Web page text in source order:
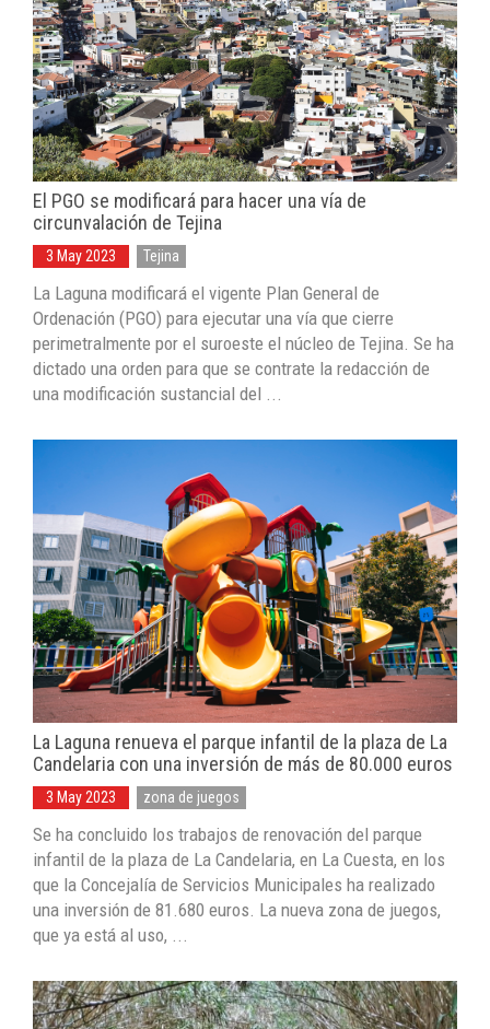
El PGO se modificará para hacer una vía de
circunvalación de Tejina
3 May 2023 Tejina
La Laguna modificará el vigente Plan General de
Ordenación (PGO) para ejecutar una vía que cierre
perimetralmente por el suroeste el núcleo de Tejina. Se ha
dictado una orden para que se contrate la redacción de
una modificación sustancial del ...
La Laguna renueva el parque infantil de la plaza de La
Candelaria con una inversión de más de 80.000 euros
3 May 2023 zona de juegos
Se ha concluido los trabajos de renovación del parque
infantil de la plaza de La Candelaria, en La Cuesta, en los
que la Concejalía de Servicios Municipales ha realizado
una inversión de 81.680 euros. La nueva zona de juegos,
que ya está al uso, ...